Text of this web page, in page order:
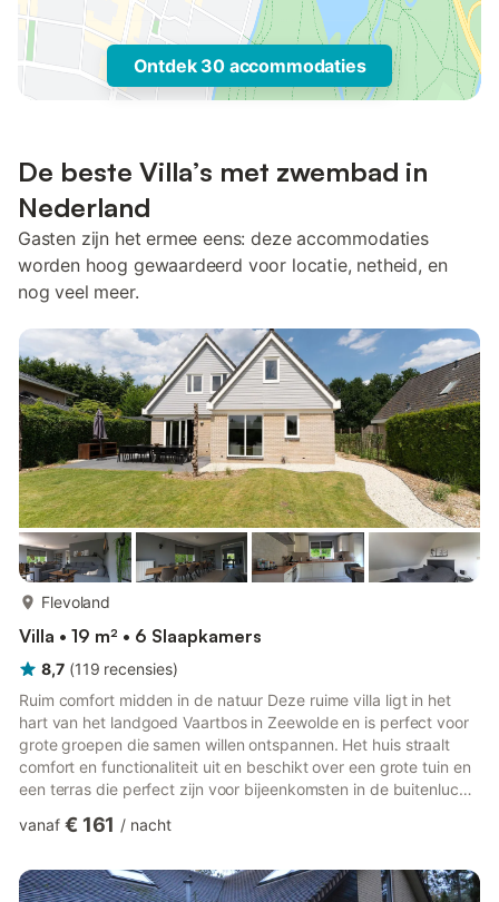
Ontdek 30 accommodaties
De beste Villa’s met zwembad in
Nederland
Gasten zijn het ermee eens: deze accommodaties
worden hoog gewaardeerd voor locatie, netheid, en
nog veel meer.
Flevoland
Villa • 19 m² • 6 Slaapkamers
8,7 (119 recensies)
Ruim comfort midden in de natuur Deze ruime villa ligt in het
hart van het landgoed Vaartbos in Zeewolde en is perfect voor
grote groepen die samen willen ontspannen. Het huis straalt
comfort en functionaliteit uit en beschikt over een grote tuin en
een terras die perfect zijn voor bijeenkomsten in de buitenlucht.
buitendouche voor momenten van rustige ontspanning, terwijl
ervoor zorgen dat zowel kinderen als volwassenen zich kunnen
vanaf € 161 / nacht